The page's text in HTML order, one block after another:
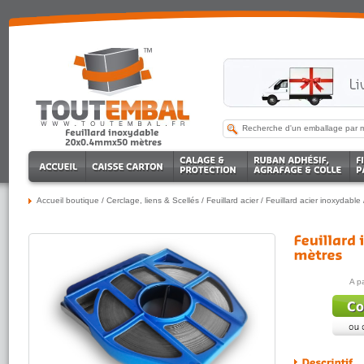
Accueil boutique / Cerclage, liens & Scellés / Feuillard acier / Feuillard acier inoxydable
A